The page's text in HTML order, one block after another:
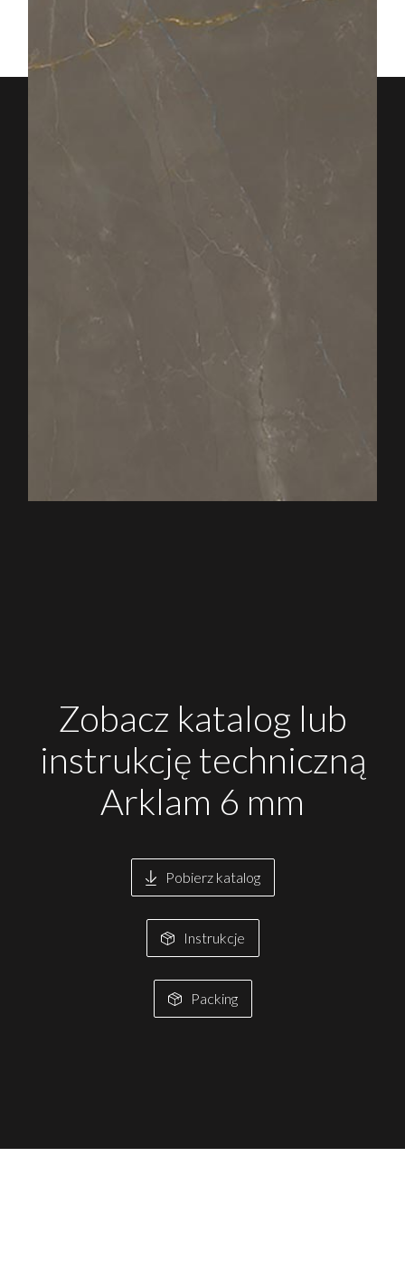
Zobacz katalog lub
instrukcję techniczną
Arklam 6 mm
Pobierz katalog
Instrukcje
Packing